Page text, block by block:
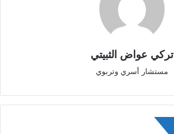
تركي عواض الثبيتي
مستشار أسري وتربوي